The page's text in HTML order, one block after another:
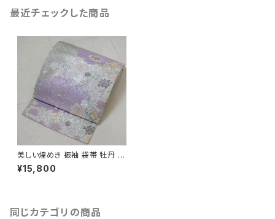
最近チェックした商品
美しい煌めき 振袖 袋帯 牡丹 銀
糸 牡丹 白 紫 パステルカラー 1
95
¥15,800
同じカテゴリの商品